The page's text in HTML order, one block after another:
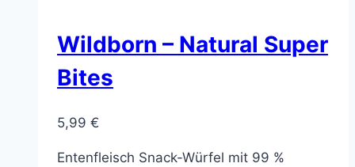
Wildborn – Natural Super
Bites
5,99 €
Entenfleisch Snack-Würfel mit 99 %